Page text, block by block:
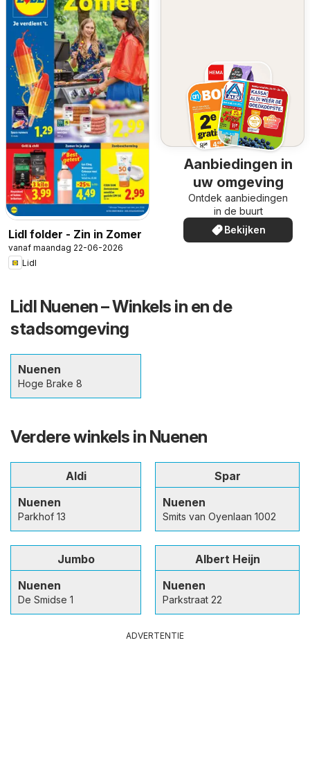
Lidl folder - Zin in Zomer
vanaf maandag 22-06-2026
Lidl
Aanbiedingen in
uw omgeving
Ontdek aanbiedingen
in de buurt
Bekijken
Lidl Nuenen – Winkels in en de
stadsomgeving
Nuenen
Hoge Brake 8
Verdere winkels in Nuenen
Aldi
Nuenen
Parkhof 13
Spar
Nuenen
Smits van Oyenlaan 1002
Jumbo
Nuenen
De Smidse 1
Albert Heijn
Nuenen
Parkstraat 22
ADVERTENTIE